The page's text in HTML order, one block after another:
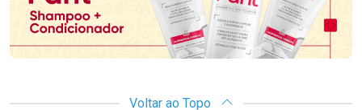
Voltar ao Topo